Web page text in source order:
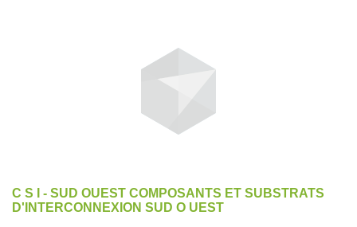
C S I - SUD OUEST COMPOSANTS ET SUBSTRATS
D'INTERCONNEXION SUD O UEST